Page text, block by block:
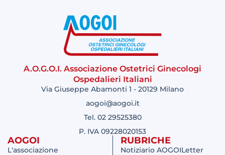
A.O.G.O.I. Associazione Ostetrici Ginecologi
Ospedalieri Italiani
Via Giuseppe Abamonti 1 - 20129 Milano
aogoi@aogoi.it
Tel. 02 29525380
P. IVA 09228020153
AOGOI
L'associazione
RUBRICHE
Notiziario AOGOILetter